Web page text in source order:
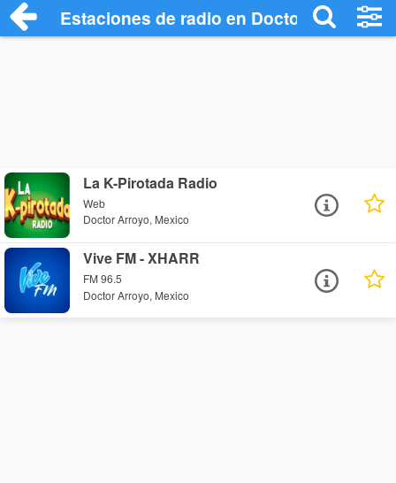
Estaciones de radio en Doctor Arroyo -
La K-Pirotada Radio
Web
Doctor Arroyo, Mexico
Vive FM - XHARR
FM 96.5
Doctor Arroyo, Mexico